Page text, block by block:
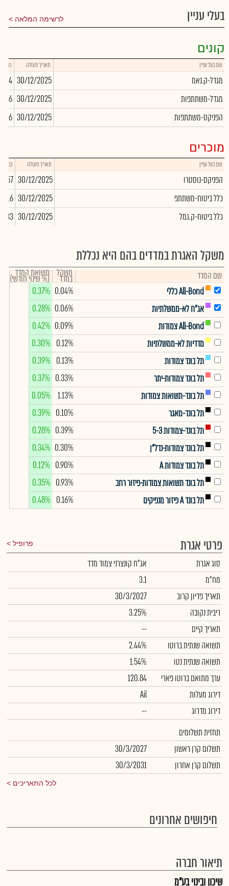
בעלי עניין לרשימה המלאה
קונים
שם בעל עניין תאריך פעולה כמות
מגדל-ק.נאמ 30/12/2025
מגדל-משתתפות
30/12/2025
הפניקס-משתתפות
30/12/2025
מוכרים
שם בעל עניין תאריך פעולה כמות
הפניקס-נוסטרו 30/12/2025
כלל ביטוח-משתתפ
30/12/2025
כלל ביטוח-ק.גמל
30/12/2025
משקל האגרת במדדים בהם היא נכללת
שם המדד משקל
במדד תשואת המדד
(% שינוי חודשי)
All-Bond כללי
0.04%
0.37%
אג"ח לא-ממשלתיות
0.06%
0.28%
All-Bond צמודות
0.09%
0.42%
מדדיות לא-ממשלתיות
0.12%
0.30%
תל בונד צמודות
0.13%
0.39%
תל בונד צמודות-יתר
0.33%
0.37%
תל בונד-תשואות צמודות
1.13%
0.05%
תל בונד-מאגר
0.10%
0.39%
תל בונד-צמודות 5-3
0.39%
0.28%
תל בונד צמודות-נדל"ן
0.30%
0.34%
תל בונד צמודות A
0.90%
0.12%
תל בונד תשואות צמודות-פיזור רחב
0.93%
0.35%
תל בונד A פיזור מנפיקים
0.16%
0.48%
פרטי אגרת פרופיל
סוג אגרת
אג"ח קונצרני צמוד מדד
מח"מ
3.1
תאריך פדיון קרוב
30/3/2027
ריבית נקובה
3.25%
תאריך קיים
--
תשואה שנתית ברוטו
2.44%
תשואה שנתית נטו
1.54%
ערך מתואם ברוטו פארי
120.84
דירוג מעלות
Ail
דירוג מדרוג
--
תחזית תשלומים
תשלום קרן ראשון
30/3/2027
תשלום קרן אחרון
30/3/2031
לכל התאריכים
חיפושים אחרונים
תיאור חברה
שיכון ובינוי בע"מ